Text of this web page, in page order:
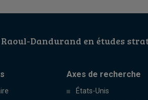
Dandurand en études
Axes de recherche
États-Unis